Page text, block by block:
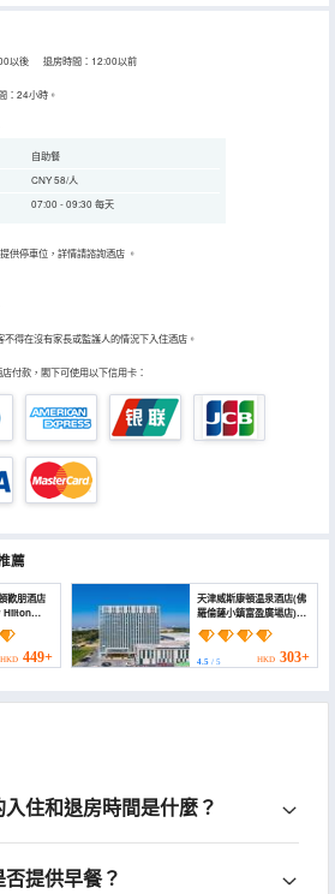
以後 退房時間：12:00以前
：24小時。
自助餐
CNY 58/人
07:00 - 09:30 每天
供停車位，詳情請諮詢酒店 。
不得在沒有家長或監護人的情況下入住酒店。
付款，閣下可使用以下信用卡：
薦
歡朋酒店
Hilton
HKD 449+
天津威斯康頓温泉酒店(佛
羅倫薩小鎮富盈廣場店)
(Wisconsin Spa Hotel)
4.5/ 5 HKD 303+
住和退房時間是什麼？
提供早餐？